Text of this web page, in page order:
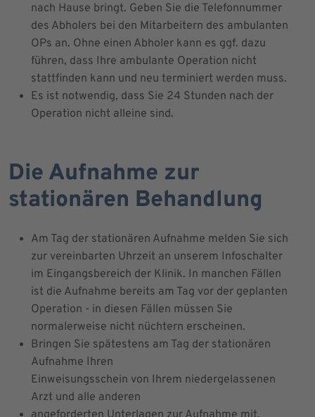
nach Hause bringt. Geben Sie die Telefonnummer
des Abholers bei den Mitarbeitern des ambulanten
OPs an. Ohne einen Abholer kann es ggf. dazu
führen, dass Ihre ambulante Operation nicht
stattfinden kann und neu terminiert werden muss.
Es ist notwendig, dass Sie 24 Stunden nach der
Operation nicht alleine sind.
Die Aufnahme zur
stationären Behandlung
Am Tag der stationären Aufnahme melden Sie sich
zur vereinbarten Uhrzeit an unserem Infoschalter
im Eingangsbereich der Klinik. In manchen Fällen
ist die Aufnahme bereits am Tag vor der geplanten
Operation - in diesen Fällen müssen Sie
normalerweise nicht nüchtern erscheinen.
Bringen Sie spätestens am Tag der stationären
Aufnahme Ihren
Einweisungsschein von Ihrem niedergelassenen
Arzt und alle anderen